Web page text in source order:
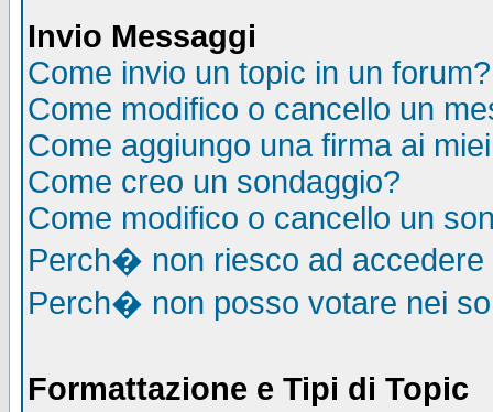
Invio Messaggi
Come invio un topic in un forum?
Come modifico o cancello un
Come aggiungo una firma ai
Come creo un sondaggio?
Come modifico o cancello un
Perch� non riesco ad accedere
Perch� non posso votare nei
Formattazione e Tipi di Topic